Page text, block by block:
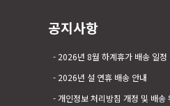
공지사항
2026년 8월 하계휴가 배송 일정
2026년 설 연휴 배송 안내
개인정보 처리방침 개정 및 배송